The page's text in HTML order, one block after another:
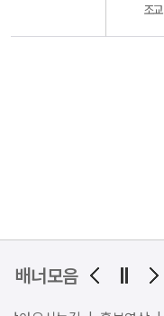
조교
배너모음